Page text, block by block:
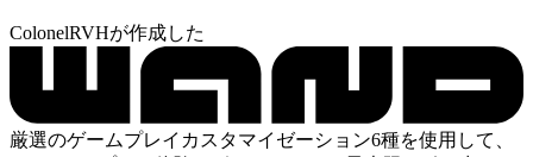
ColonelRVHが作成した
厳選のゲームプレイカスタマイゼーション6種を使用して、